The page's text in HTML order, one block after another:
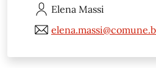
Elena Massi